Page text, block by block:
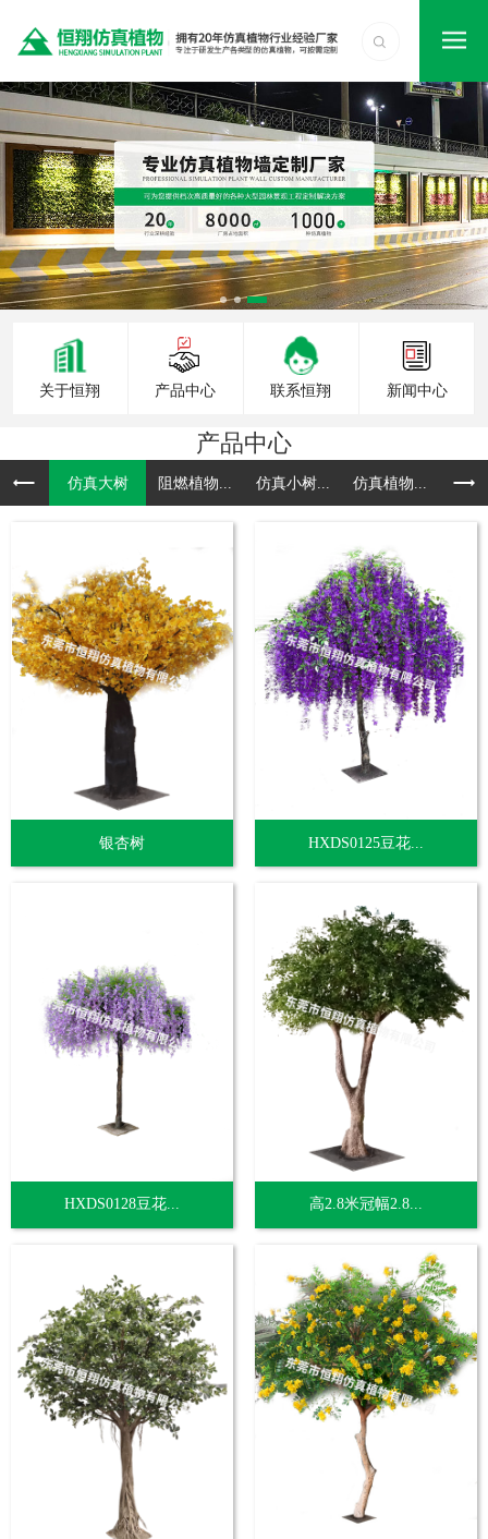
关于恒翔 产品中心 联系恒翔 新闻中心
产品中心
仿真大树 阻燃植物... 仿真小树... 仿真植物... 仿
银杏树 HXDS0125豆花...
HXDS0128豆花... 高2.8米冠幅2.8...